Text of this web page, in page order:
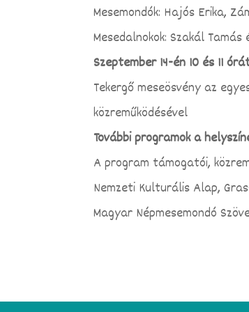
Mesemondók: Hajós Erika,
Mesedalnokok: Szakál
Szeptember 14-én 10 és 11
Tekergő meseösvény az
közreműködésével
További programok a
A program támogatói,
Nemzeti Kulturális Alap,
Magyar Népmesemondó